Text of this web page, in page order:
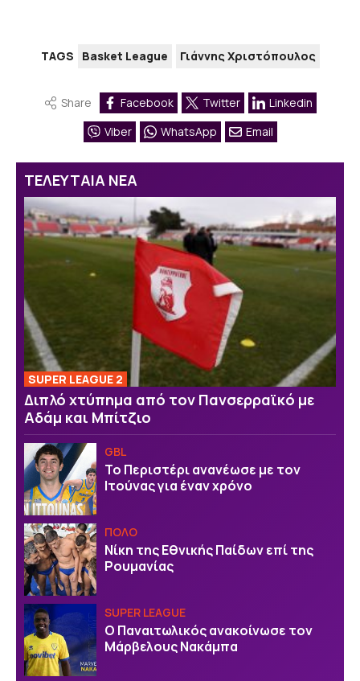
TAGS Basket League Γιάννης Χριστόπουλος
Share Facebook Twitter
Linkedin
Viber
WhatsApp Email
ΤΕΛΕΥΤΑΙΑ ΝΕΑ
SUPER LEAGUE 2
Διπλό χτύπημα από τον Πανσερραϊκό με
Αδάμ και Μπίτζιο
GBL
Το Περιστέρι ανανέωσε με τον
Ιτούνας για έναν χρόνο
ΠΟΛΟ
Νίκη της Εθνικής Παίδων επί της
Ρουμανίας
SUPER LEAGUE
Ο Παναιτωλικός ανακοίνωσε τον
Μάρβελους Νακάμπα